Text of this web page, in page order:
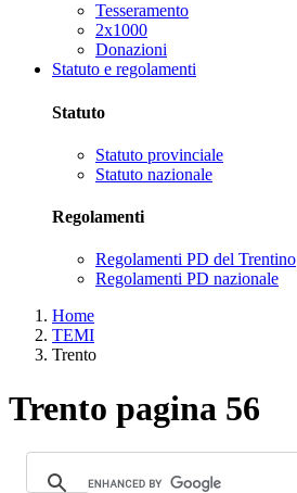
Tesseramento
2x1000
Donazioni
Statuto e regolamenti
Statuto
Statuto provinciale
Statuto nazionale
Regolamenti
Regolamenti PD del Trentino
Regolamenti PD nazionale
Home
TEMI
Trento
Trento pagina 56